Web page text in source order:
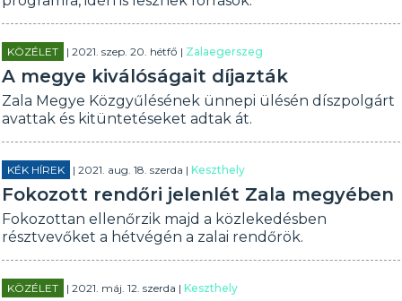
KÖZÉLET | 2021. szep. 20. hétfő | Zalaegerszeg
A megye kiválóságait díjazták
Zala Megye Közgyűlésének ünnepi ülésén díszpolgárt
avattak és kitüntetéseket adtak át.
KÉK HÍREK | 2021. aug. 18. szerda |Keszthely
Fokozott rendőri jelenlét Zala megyében
Fokozottan ellenőrzik majd a közlekedésben
résztvevőket a hétvégén a zalai rendőrök.
KÖZÉLET | 2021. máj. 12. szerda |Keszthely